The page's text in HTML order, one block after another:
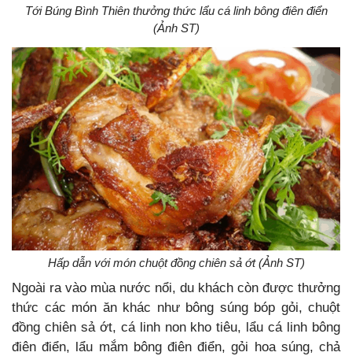
Tới Búng Bình Thiên thưởng thức lẩu cá linh bông điên điển
(Ảnh ST)
Hấp dẫn với món chuột đồng chiên sả ớt (Ảnh ST)
Ngoài ra vào mùa nước nổi, du khách còn được thưởng
thức các món ăn khác như bông súng bóp gỏi, chuột
đồng chiên sả ớt, cá linh non kho tiêu, lẩu cá linh bông
điên điển, lẩu mắm bông điên điển, gỏi hoa súng, chả